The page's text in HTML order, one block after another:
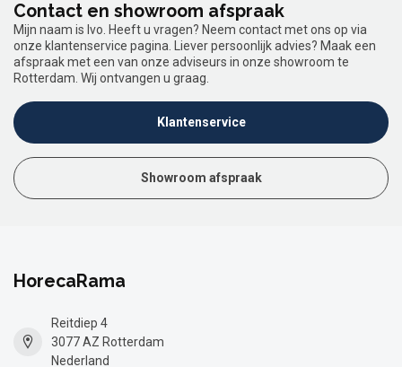
Contact en showroom afspraak
Mijn naam is Ivo. Heeft u vragen? Neem contact met ons op via
onze klantenservice pagina. Liever persoonlijk advies? Maak een
afspraak met een van onze adviseurs in onze showroom te
Rotterdam. Wij ontvangen u graag.
Klantenservice
Showroom afspraak
HorecaRama
Reitdiep 4
3077 AZ Rotterdam
Nederland